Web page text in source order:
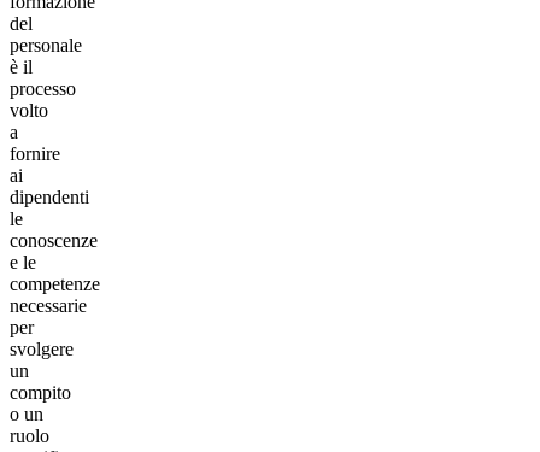
del
personale
è il
processo
volto
a
fornire
ai
dipendenti
le
conoscenze
e le
competenze
necessarie
per
svolgere
un
compito
o un
ruolo